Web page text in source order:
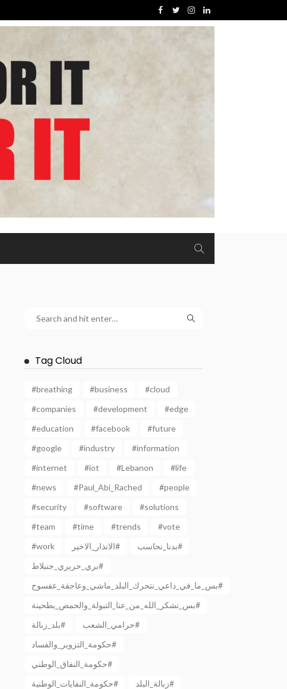
Tag Cloud
#breathing #business
#cloud
#companies
#development
#edge
#education
#facebook
#future
#google
#industry
#information
#internet
#iot #Lebanon
#life
#news
#Paul_Abi_Rached
#people
#security
#software
#solutions
#team
#time #trends
#vote
#work
الانذار_الاخير#
بدنا_نحاسب#
بري_حريري_جنبلاط#
بس_ما_في_داعي_نتحرك_البلد_ماشي_وعاجقة_عفسوح#
بس_نشكر_الله_من_عنا_التبولة_والحمص_بطحينة#
بلد_زبالة#
حرامي_الشعب#
حكومة_التزوير_والفساد#
حكومة_النفاق_الوطني#
حكومة_النفايات_الوطنية#
زبالة_البلد#